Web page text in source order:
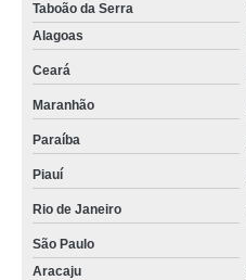
Taboão da Serra
Alagoas
Ceará
Maranhão
Paraíba
Piauí
Rio de Janeiro
São Paulo
Aracaju